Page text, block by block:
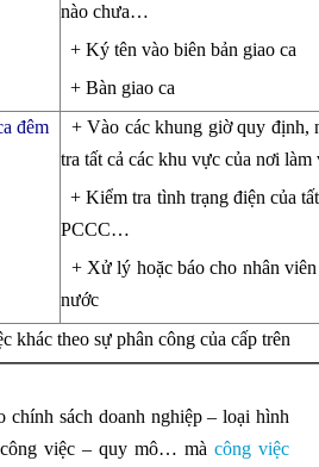
nào chưa…
+ Ký tên vào biên bản giao ca
+ Bàn giao ca
đêm
+ Vào các khung giờ quy định,
tra tất cả các khu vực của nơi
+ Kiểm tra tình trạng điện của
PCCC…
+ Xử lý hoặc báo cho nhân
nước
khác theo sự phân công của cấp trên
chính sách doanh nghiệp – loại hình
việc – quy mô… mà công việc